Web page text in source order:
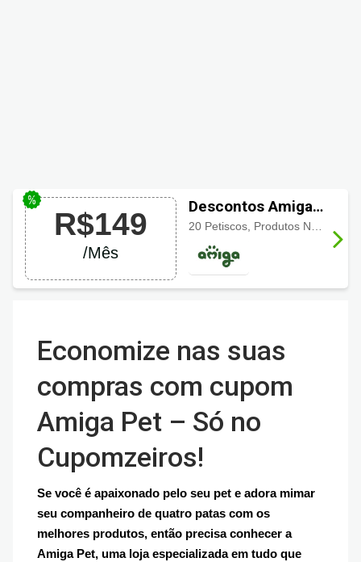
R$149
/Mês
Descontos Amiga
Pet: Amiga Vital
R$149 /mês
Economize nas suas
compras com cupom
Amiga Pet – Só no
Cupomzeiros!
Se você é apaixonado pelo seu pet e adora mimar
seu companheiro de quatro patas com os
melhores produtos, então precisa conhecer a
Amiga Pet, uma loja especializada em tudo que